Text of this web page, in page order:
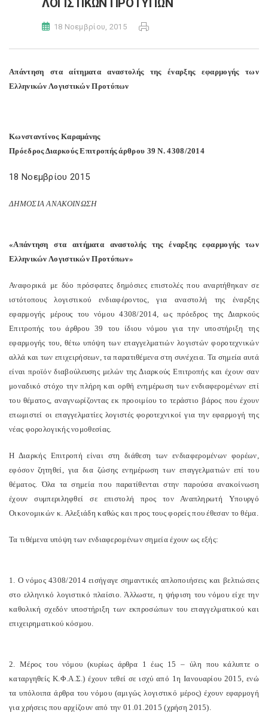
ΛΟΓΙΣΤΙΚΩΝ ΠΡΟΤΥΠΩΝ
18 Νοεμβρίου, 2015
Απάντηση στα αίτηματα αναστολής της έναρξης εφαρμογής των
Ελληνικών Λογιστικών Προτύπων
Κωνσταντίνος Καραμάνης
Πρόεδρος Διαρκούς Επιτροπής άρθρου 39 Ν. 4308/2014
18 Νοεμβρίου 2015
ΔΗΜΟΣΙΑ ΑΝΑΚΟΙΝΩΣΗ
«Απάντηση στα αιτήματα αναστολής της έναρξης εφαρμογής των
Ελληνικών Λογιστικών Προτύπων»
Αναφορικά με δύο πρόσφατες δημόσιες επιστολές που αναρτήθηκαν σε
ιστότοπους λογιστικού ενδιαφέροντος, για αναστολή της έναρξης
εφαρμογής μέρους του νόμου 4308/2014, ως πρόεδρος της Διαρκούς
Επιτροπής του άρθρου 39 του ίδιου νόμου για την υποστήριξη της
εφαρμογής του, θέτω υπόψη των επαγγελματιών λογιστών φοροτεχνικών
αλλά και των επιχειρήσεων, τα παρατιθέμενα στη συνέχεια. Τα σημεία αυτά
είναι προϊόν διαβούλευσης μελών της Διαρκούς Επιτροπής και έχουν σαν
μοναδικό στόχο την πλήρη και ορθή ενημέρωση των ενδιαφερομένων επί
του θέματος, αναγνωρίζοντας εκ προοιμίου το τεράστιο βάρος που έχουν
επωμιστεί οι επαγγελματίες λογιστές φοροτεχνικοί για την εφαρμογή της
νέας φορολογικής νομοθεσίας.
Η Διαρκής Επιτροπή είναι στη διάθεση των ενδιαφερομένων φορέων,
εφόσον ζητηθεί, για δια ζώσης ενημέρωση των επαγγελματιών επί του
θέματος. Όλα τα σημεία που παρατίθενται στην παρούσα ανακοίνωση
έχουν συμπεριληφθεί σε επιστολή προς τον Αναπληρωτή Υπουργό
Οικονομικών κ. Αλεξιάδη καθώς και προς τους φορείς που έθεσαν το θέμα.
Τα τιθέμενα υπόψη των ενδιαφερομένων σημεία έχουν ως εξής:
1. Ο νόμος 4308/2014 εισήγαγε σημαντικές απλοποιήσεις και βελτιώσεις
στο ελληνικό λογιστικό πλαίσιο. Άλλωστε, η ψήφιση του νόμου είχε την
καθολική σχεδόν υποστήριξη των εκπροσώπων του επαγγελματικού και
επιχειρηματικού κόσμου.
2. Μέρος του νόμου (κυρίως άρθρα 1 έως 15 – ύλη που κάλυπτε ο
καταργηθείς Κ.Φ.Α.Σ.) έχουν τεθεί σε ισχύ από 1η Ιανουαρίου 2015, ενώ
τα υπόλοιπα άρθρα του νόμου (αμιγώς λογιστικό μέρος) έχουν εφαρμογή
για χρήσεις που αρχίζουν από την 01.01.2015 (χρήση 2015).